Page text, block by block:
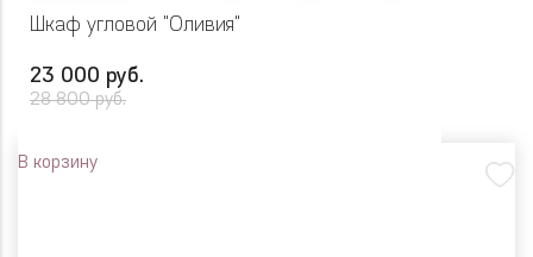
Шкаф угловой "Оливия"
23 000 руб.
28 800 руб.
В корзину